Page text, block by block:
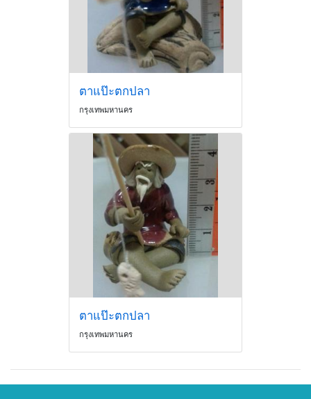
ตาแป๊ะตกปลา
กรุงเทพมหานคร
ตาแป๊ะตกปลา
กรุงเทพมหานคร